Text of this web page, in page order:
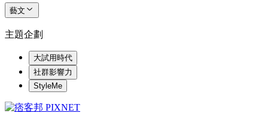
藝文
主題企劃
大試用時代
社群影響力
StyleMe